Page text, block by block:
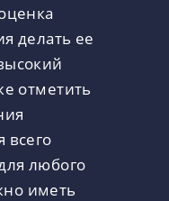
делать ее
отметить
всего
любого
иметь